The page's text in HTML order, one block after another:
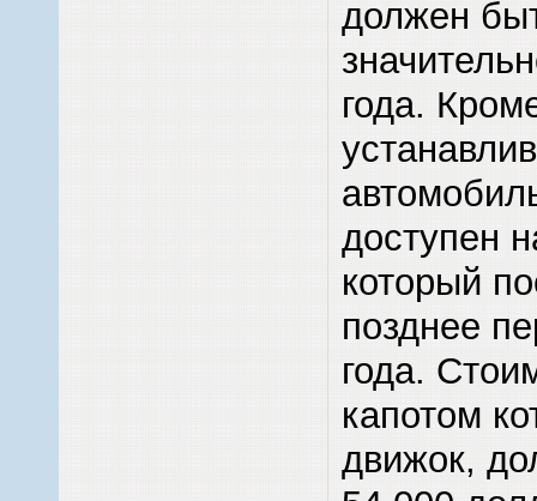
должен
года.
доступен
который
позднее
года.
капотом
движок,